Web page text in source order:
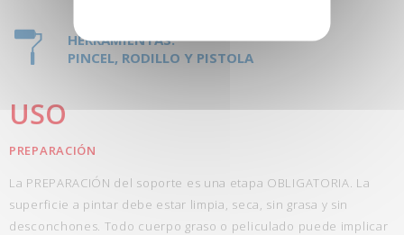
HERRAMIENTAS:
PINCEL, RODILLO Y PISTOLA
USO
PREPARACIÓN
La PREPARACIÓN del soporte es una etapa OBLIGATORIA. La
superficie a pintar debe estar limpia, seca, sin grasa y sin
desconchones. Todo cuerpo graso o peliculado puede implicar